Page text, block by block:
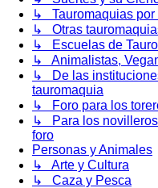
↳ Tauromaquias por
↳ Otras
↳ Escuelas de
↳ Animalistas,
↳ De las
tauromaquia
↳ Foro para los
↳ Para los novilleros
foro
Personas y Animales
↳ Arte y Cultura
↳ Caza y Pesca